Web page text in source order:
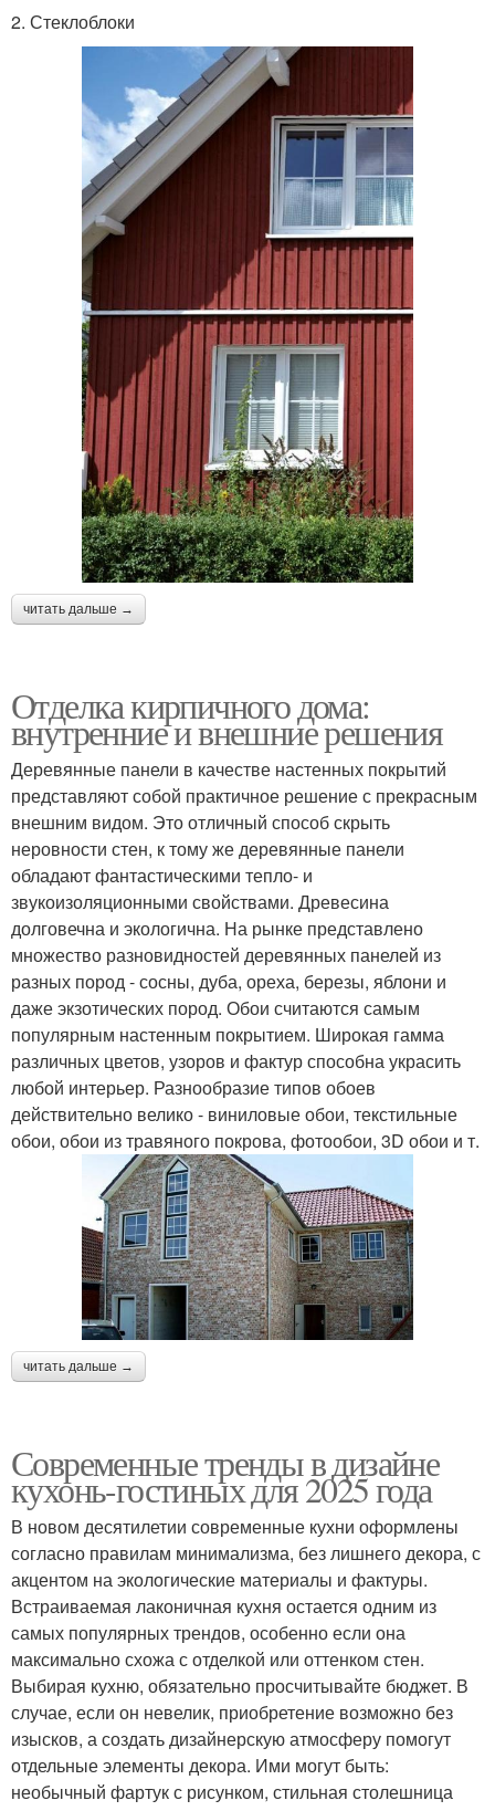
2. Стеклоблоки
читать дальше →
Отделка кирпичного дома:
внутренние и внешние решения
Деревянные панели в качестве настенных покрытий
представляют собой практичное решение с прекрасным
внешним видом. Это отличный способ скрыть
неровности стен, к тому же деревянные панели
обладают фантастическими тепло- и
звукоизоляционными свойствами. Древесина
долговечна и экологична. На рынке представлено
множество разновидностей деревянных панелей из
разных пород - сосны, дуба, ореха, березы, яблони и
даже экзотических пород. Обои считаются самым
популярным настенным покрытием. Широкая гамма
различных цветов, узоров и фактур способна украсить
любой интерьер. Разнообразие типов обоев
действительно велико - виниловые обои, текстильные
обои, обои из травяного покрова, фотообои, 3D обои и т.
читать дальше →
Современные тренды в дизайне
кухонь-гостиных для 2025 года
В новом десятилетии современные кухни оформлены
согласно правилам минимализма, без лишнего декора, с
акцентом на экологические материалы и фактуры.
Встраиваемая лаконичная кухня остается одним из
самых популярных трендов, особенно если она
максимально схожа с отделкой или оттенком стен.
Выбирая кухню, обязательно просчитывайте бюджет. В
случае, если он невелик, приобретение возможно без
изысков, а создать дизайнерскую атмосферу помогут
отдельные элементы декора. Ими могут быть:
необычный фартук с рисунком, стильная столешница